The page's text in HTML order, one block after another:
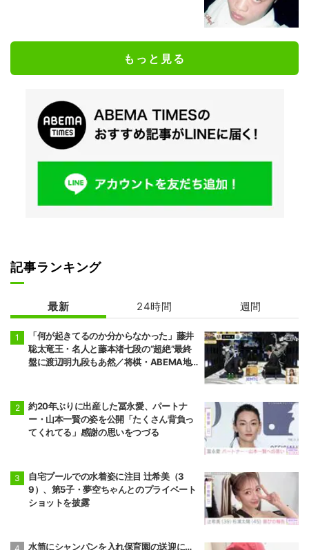
もっと見る
記事ランキング
最新 24時間 週間
「何が起きてるのか分からなかった」藤井
聡太竜王・名人と藤本渚七段の“超絶”最終
盤に渡辺明九段もあ然／将棋・ABEMA地
約20年ぶりに出産した冨永愛、パートナ
ー・山本一賢の姿を公開「たくさん背負っ
てくれてる」感謝の思いをつづる
自宅プールでの水着姿に注目 辻希美（3
9）、第5子・夢空ちゃんとのプライベート
ショットを披露
水筒にシャンパンを入れ保育園の送迎に…